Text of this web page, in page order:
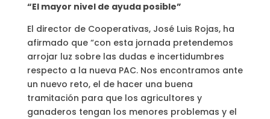
“El mayor nivel de ayuda posible”
El director de Cooperativas, José Luis Rojas, ha
afirmado que “con esta jornada pretendemos
arrojar luz sobre las dudas e incertidumbres
respecto a la nueva PAC. Nos encontramos ante
un nuevo reto, el de hacer una buena
tramitación para que los agricultores y
ganaderos tengan los menores problemas y el